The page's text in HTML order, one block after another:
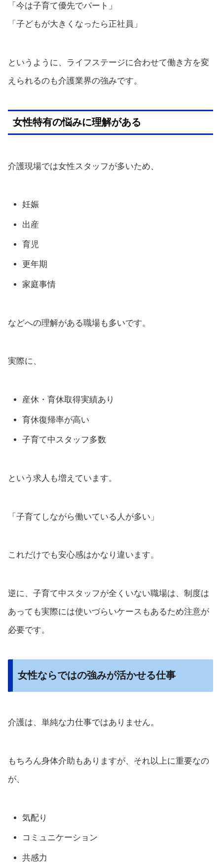
「今は子育て優先でパート」
「子どもが大きくなったら正社員」
というように、ライフステージに合わせて働き方を変
えられるのも介護業界の強みです。
女性特有の悩みに理解がある
介護現場では女性スタッフが多いため、
妊娠
出産
育児
更年期
家庭事情
などへの理解がある職場も多いです。
実際に、
産休・育休取得実績あり
育休復帰率が高い
子育て中スタッフ多数
という求人も増えています。
「子育てしながら働いている人が多い」
これだけでも安心感はかなり違います。
逆に、子育て中スタッフが全くいない職場は、制度は
あっても実際には使いづらいケースもあるため注意が
必要です。
女性ならではの強みが活かせる仕事
介護は、単純な力仕事ではありません。
もちろん身体介助もありますが、それ以上に重要なの
が、
気配り
コミュニケーション
共感力